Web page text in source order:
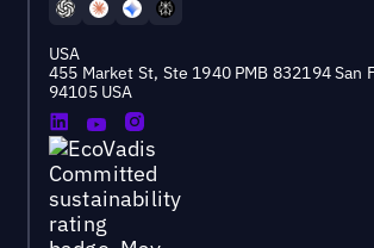
USA
455 Market St, Ste 1940 PMB 832194 San
94105 USA